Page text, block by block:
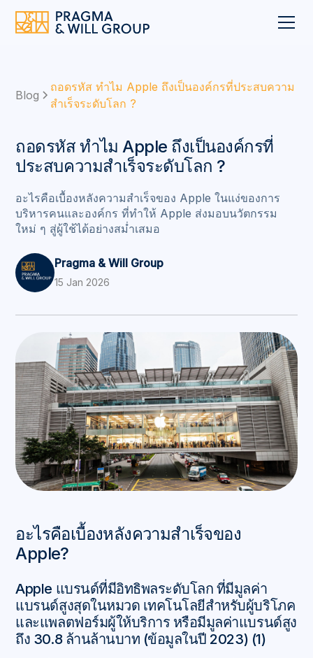
Blog
ถอดรหัส ทำไม Apple ถึงเป็นองค์กรที่ประสบความ
สำเร็จระดับโลก ?
ถอดรหัส ทำไม Apple ถึงเป็นองค์กรที่
ประสบความสำเร็จระดับโลก ?
อะไรคือเบื้องหลังความสำเร็จของ Apple ในแง่ของการ
บริหารคนและองค์กร ที่ทำให้ Apple ส่งมอบนวัตกรรม
ใหม่ ๆ สู่ผู้ใช้ได้อย่างสม่ำเสมอ
Pragma & Will Group
15 Jan 2026
อะไรคือเบื้องหลังความสำเร็จของ
Apple?
Apple แบรนด์ที่มีอิทธิพลระดับโลก ที่มีมูลค่า
แบรนด์สูงสุดในหมวด เทคโนโลยีสำหรับผู้บริโภค
และแพลตฟอร์มผู้ให้บริการ หรือมีมูลค่าแบรนด์สูง
ถึง 30.8 ล้านล้านบาท (ข้อมูลในปี 2023) (1)